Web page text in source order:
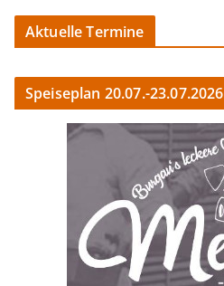
Aktuelle Termine
Speiseplan 20.07.-23.07.2026